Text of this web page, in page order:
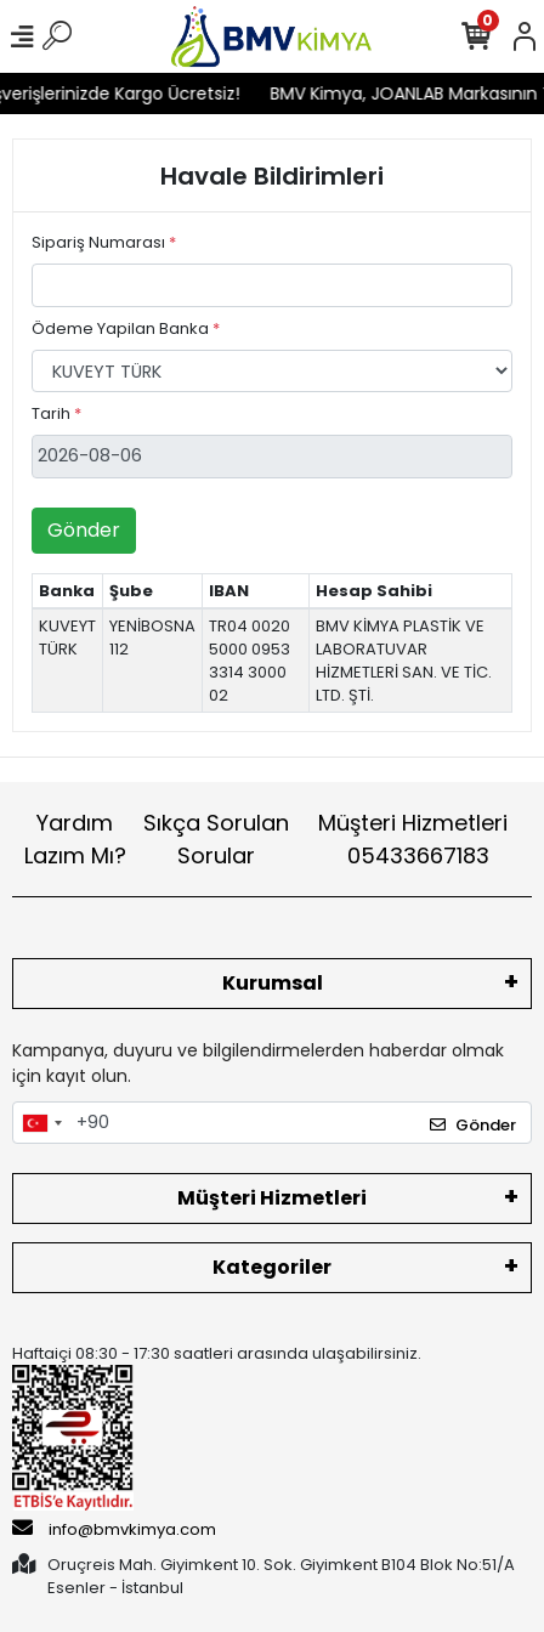
Kargo Ücretsiz! BMV Kimya, JOANLAB
0
Havale Bildirimleri
Sipariş Numarası *
Ödeme Yapilan Banka *
Tarih *
Gönder
Banka Şube IBAN
Hesap Sahibi
KUVEYT
TÜRK
YENİBOSNA
112
TR04 0020
5000 0953
3314 3000
02
BMV KİMYA PLASTİK VE
LABORATUVAR
HİZMETLERİ SAN. VE TİC.
LTD. ŞTİ.
Yardım
Lazım Mı?
Sıkça Sorulan
Sorular
Müşteri Hizmetleri
05433667183
Kurumsal
Kampanya, duyuru ve bilgilendirmelerden haberdar olmak
için kayıt olun.
Gönder
Müşteri Hizmetleri
Kategoriler
Haftaiçi 08:30 - 17:30 saatleri arasında ulaşabilirsiniz.
info@bmvkimya.com
Oruçreis Mah. Giyimkent 10. Sok. Giyimkent B104 Blok No:51/A
Esenler - İstanbul